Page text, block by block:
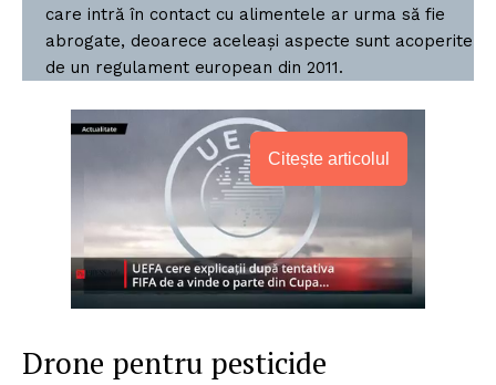
care intră în contact cu alimentele ar urma să fie
abrogate, deoarece aceleași aspecte sunt acoperite
de un regulament european din 2011.
Citește articolul
Drone pentru pesticide